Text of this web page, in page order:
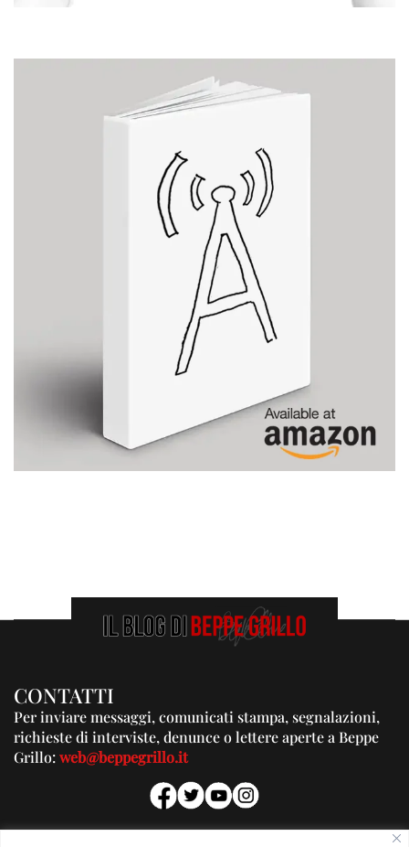
CONTATTI
Per inviare messaggi, comunicati stampa, segnalazioni,
richieste di interviste, denunce o lettere aperte a Beppe
Grillo:web@beppegrillo.it